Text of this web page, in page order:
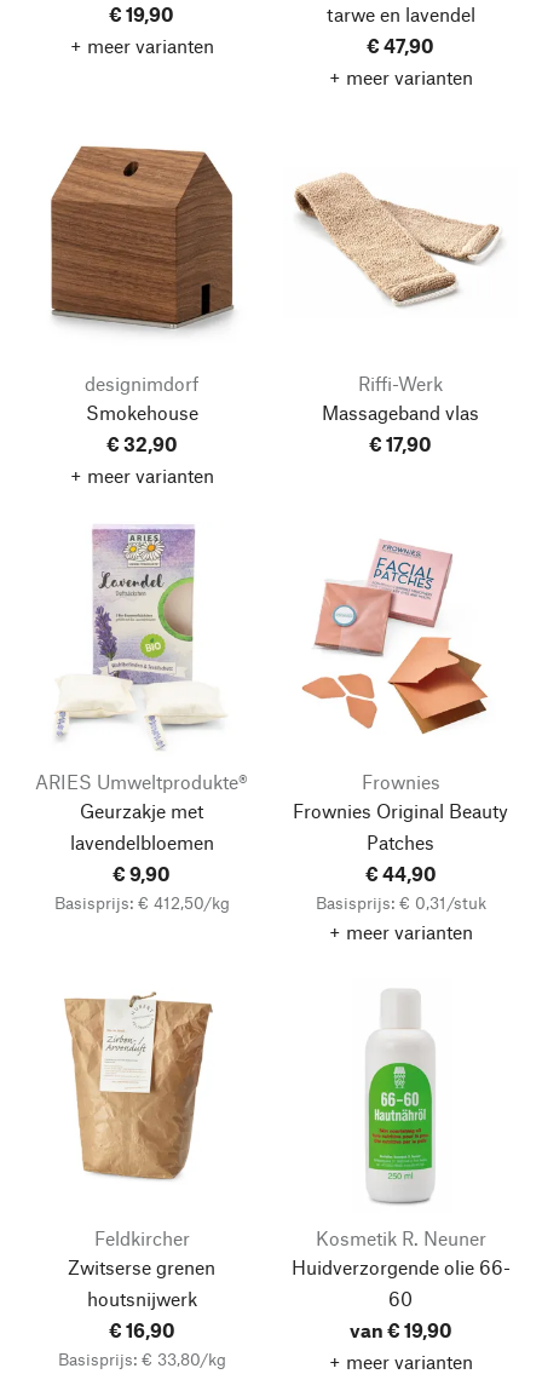
€ 19,90
+ meer varianten
tarwe en lavendel
€ 47,90
+ meer varianten
designimdorf
Smokehouse
€ 32,90
+ meer varianten
Riffi-Werk
Massageband vlas
€ 17,90
ARIES Umweltprodukte®
Geurzakje met
lavendelbloemen
€ 9,90
Basisprijs: € 412,50/kg
Frownies
Frownies Original Beauty
Patches
€ 44,90
Basisprijs: € 0,31/stuk
+ meer varianten
Feldkircher
Zwitserse grenen
houtsnijwerk
€ 16,90
Basisprijs: € 33,80/kg
Kosmetik R. Neuner
Huidverzorgende olie 66-
60
van € 19,90
+ meer varianten